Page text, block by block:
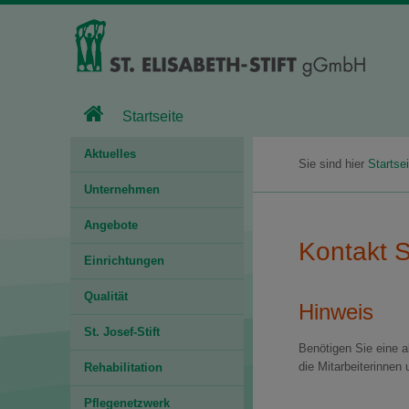
Startseite
Aktuelles
Unternehmen
Angebote
Einrichtungen
Qualität
St. Josef-Stift
Rehabilitation
Pflegenetzwerk
Sie sind hier
Kontakt
Hinweis
Benötigen Sie eine
die Mitarbeiterinnen